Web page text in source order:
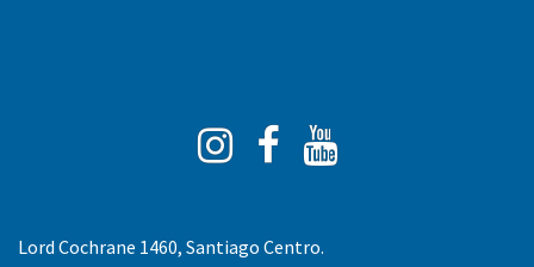
Instagram
Facebook
Tube
Lord Cochrane 1460, Santiago Centro.